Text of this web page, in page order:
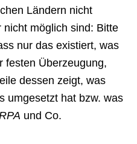
Ländern nicht
nicht möglich sind: Bitte
nur das existiert, was
festen Überzeugung,
dessen zeigt, was
umgesetzt hat bzw. was
und Co.